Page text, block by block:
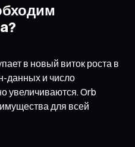
в новый виток роста в
данных и число
увеличиваются. Orb
для всей